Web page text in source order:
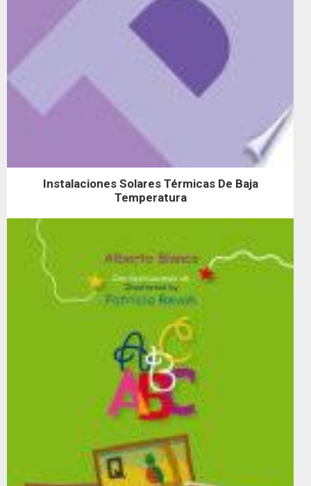
Instalaciones Solares Térmicas De Baja
Temperatura